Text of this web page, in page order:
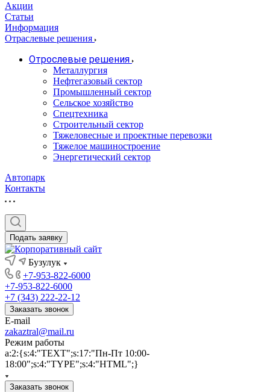
Акции
Статьи
Информация
Отраслевые решения
Отрослевые решения
Металлургия
Нефтегазовый сектор
Промышленный сектор
Сельское хозяйство
Спецтехника
Строительный сектор
Тяжеловесные и проектные перевозки
Тяжелое машиностроение
Энергетический сектор
Автопарк
Контакты
Подать заявку
Бузулук
+7-953-822-6000
+7-953-822-6000
+7 (343) 222-22-12
Заказать звонок
E-mail
zakaztral@mail.ru
Режим работы
a:2:{s:4:"TEXT";s:17:"Пн-Пт 10:00-
18:00";s:4:"TYPE";s:4:"HTML";}
Заказать звонок